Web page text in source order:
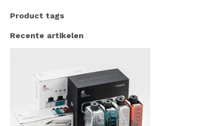
Product tags
Recente artikelen